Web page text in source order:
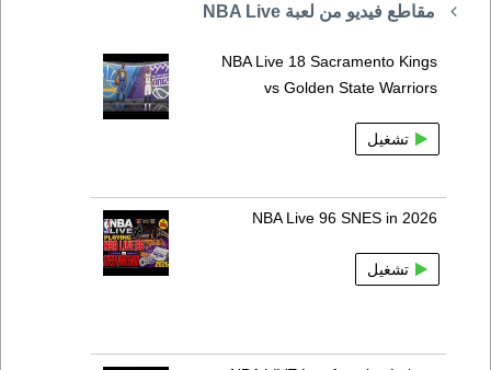
مقاطع فيديو من لعبة NBA Live
NBA Live 18 Sacramento Kings
vs Golden State Warriors
تشغيل
NBA Live 96 SNES in 2026
تشغيل